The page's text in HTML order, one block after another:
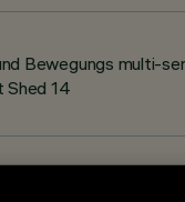
Bewegungs multi-
Shed 14